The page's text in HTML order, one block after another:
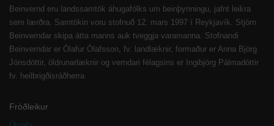
Beinvernd eru landssamtök áhugafólks um beinþynningu, jafnt leikra
sem lærðra. Samtökin voru stofnuð 12. mars 1997 í Reykjavík. Stjórn
Beinverndar skipa átta manns auk tveggja varamanna. Stofnandi
Beinverndar er Ólafur Ólafsson, fv. landlæknir, formaður er Anna Björg
Jónsdóttir, öldrunarlæknir og verndari félagsins er Ingibjörg Pálmadóttir
fv. heilbrigðisráðherra
Fróðleikur